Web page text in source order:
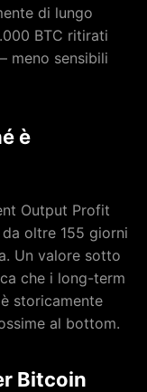
di lungo
BTC ritirati
meno sensibili
è
Output Profit
oltre 155 giorni
Un valore sotto
che i long-term
storicamente
al bottom.
Bitcoin